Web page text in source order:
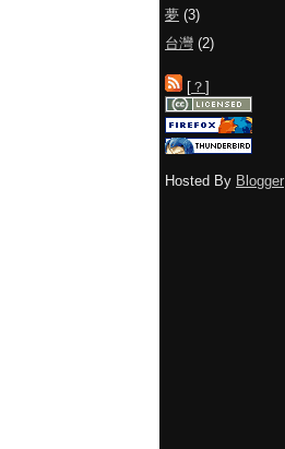
夢 (3)
台灣 (2)
[ ？ ]
Hosted By Blogger